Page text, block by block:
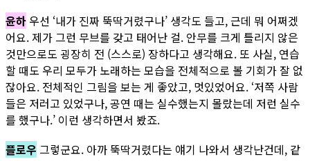
윤하 우선 ‘내가 진짜 뚝딱거렸구나’ 생각도 들고, 근데 뭐 어쩌겠
어요. 제가 그런 무브를 갖고 태어난 걸. 안무를 크게 틀리지 않은
것만으로도 굉장히 전 (스스로) 장하다고 생각해요. 또 사실, 연습
할 때도 우리 모두가 노래하는 모습을 전체적으로 볼 기회가 잘 없
잖아요. 전체적인 그림을 보는 게 좋았고, 멋있었어요. ‘저쪽 사람
들은 저러고 있었구나, 공연 때는 실수했는지 몰랐는데 저런 실수
를 했구나.’ 이런 생각하면서 봤죠.
플로우 그렇군요. 아까 뚝딱거렸다는 얘기 나와서 생각난건데, 같